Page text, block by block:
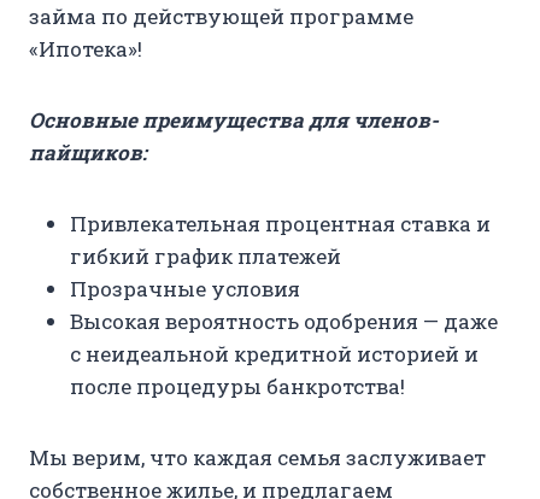
займа по действующей программе
«Ипотека»!
Основные преимущества для членов-
пайщиков:
Привлекательная процентная ставка и
гибкий график платежей
Прозрачные условия
Высокая вероятность одобрения — даже
с неидеальной кредитной историей и
после процедуры банкротства!
Мы верим, что каждая семья заслуживает
собственное жилье, и предлагаем